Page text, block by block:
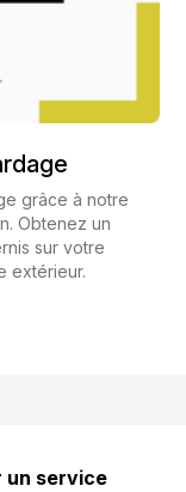
grâce à notre
Obtenez un
sur votre
extérieur.
un service